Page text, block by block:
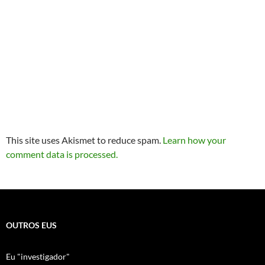
This site uses Akismet to reduce spam. Learn how your
comment data is processed.
OUTROS EUS
Eu "investigador"